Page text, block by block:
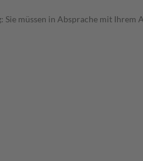
müssen in Absprache mit Ihrem